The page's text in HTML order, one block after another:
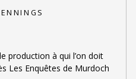
production à qui l’on doit
Les Enquêtes de Murdoch